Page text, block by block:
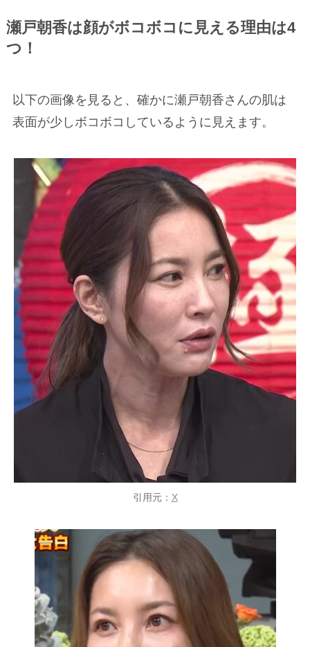
瀬戸朝香は顔がボコボコに見える理由は4
つ！
以下の画像を見ると、確かに瀬戸朝香さんの肌は
表面が少しボコボコしているように見えます。
引用元： X